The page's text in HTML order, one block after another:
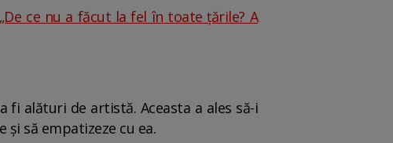
ce nu a făcut la fel în toate țările? A
alături de artistă. Aceasta a ales să-i
să empatizeze cu ea.